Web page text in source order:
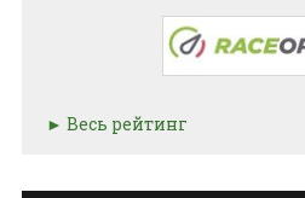
Весь рейтинг